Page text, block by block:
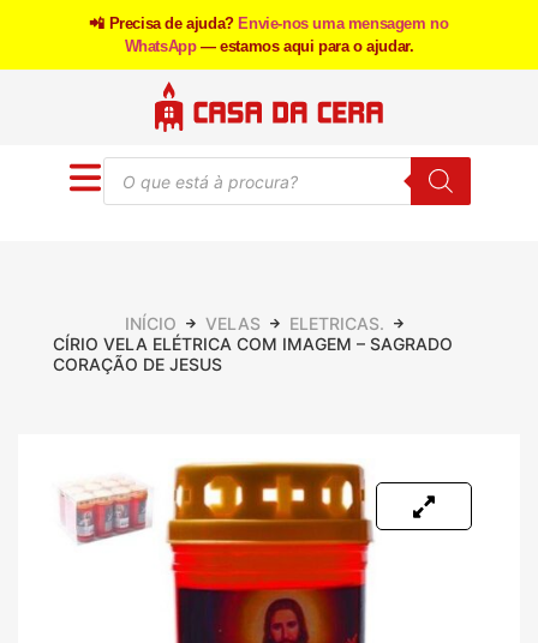
📲 Precisa de ajuda? Envie-nos uma mensagem no
WhatsApp — estamos aqui para o ajudar.
INÍCIO VELAS
ELETRICAS.
CÍRIO VELA ELÉTRICA COM IMAGEM – SAGRADO
CORAÇÃO DE JESUS